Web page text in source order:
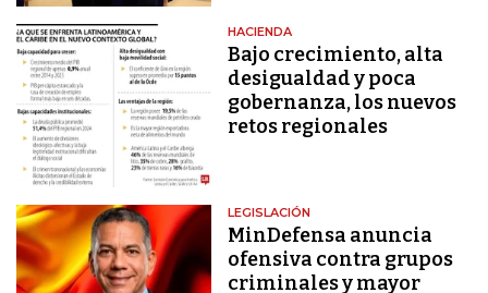
HACIENDA
Bajo crecimiento, alta
desigualdad y poca
gobernanza, los nuevos
retos regionales
LEGISLACIÓN
MinDefensa anuncia
ofensiva contra grupos
criminales y mayor